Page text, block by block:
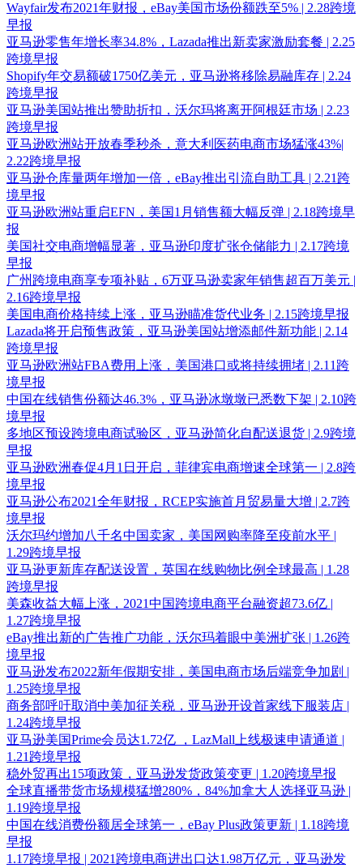
Wayfair发布2021年财报，eBay美国市场份额跌至5% | 2.28跨境
早报
亚马逊零售年增长率34.8%，Lazada推出新卖家激励套餐 | 2.25
跨境早报
Shopify年交易额破1750亿美元，亚马逊将移除易融库存 | 2.24
跨境早报
亚马逊美国站推出赞助折扣，沃尔玛将离开阿根廷市场 | 2.23
跨境早报
亚马逊欧洲站开放春季秒杀，意大利医药电商市场猛涨43%|
2.22跨境早报
亚马逊仓库量两年增加一倍，eBay推出引流自助工具 | 2.21跨
境早报
亚马逊欧洲站重启EFN，美国1月销售额大幅反弹 | 2.18跨境早
报
美国社交电商增幅显著，亚马逊印度扩张仓储能力 | 2.17跨境
早报
广州跨境电商享专项补贴，6万亚马逊卖家年销售超百万美元 |
2.16跨境早报
美国电商价格持续上涨，亚马逊瞄准货代业务 | 2.15跨境早报
Lazada将开启预售政策，亚马逊美国站增添邮件新功能 | 2.14
跨境早报
亚马逊欧洲站FBA费用上涨，美国港口或将持续拥堵 | 2.11跨
境早报
中国在线销售份额达46.3%，亚马逊冰墩墩已悉数下架 | 2.10跨
境早报
多地区预设跨境电商试验区，亚马逊简化自配送退货 | 2.9跨境
早报
亚马逊欧洲春促4月1日开启，菲律宾电商增速全球第一 | 2.8跨
境早报
亚马逊公布2021全年财报，RCEP实施首月贸易量大增 | 2.7跨
境早报
沃尔玛约增加八千名中国卖家，美国网购率降至疫前水平 |
1.29跨境早报
亚马逊更新库存配送设置，英国在线购物比例全球最高 | 1.28
跨境早报
美森收益大幅上涨，2021中国跨境电商平台融资超73.6亿 |
1.27跨境早报
eBay推出新的广告推广功能，沃尔玛着眼中美洲扩张 | 1.26跨
境早报
亚马逊发布2022新年假期安排，美国电商市场后端竞争加剧 |
1.25跨境早报
商务部呼吁取消中美加征关税，亚马逊开设首家线下服装店 |
1.24跨境早报
亚马逊美国Prime会员达1.72亿 ，LazMall上线极速申请通道 |
1.21跨境早报
稳外贸再出15项政策，亚马逊发货政策变更 | 1.20跨境早报
全球直播带货市场规模猛增280%，84%加拿大人选择亚马逊 |
1.19跨境早报
中国在线消费份额居全球第一，eBay Plus政策更新 | 1.18跨境
早报
1.17跨境早报 | 2021跨境电商进出口达1.98万亿元，亚马逊发